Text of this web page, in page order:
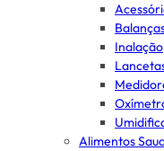
Inalação
Alimentos